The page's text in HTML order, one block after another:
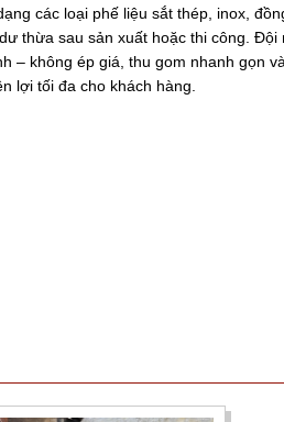
các loại phế liệu sắt thép, inox,
thừa sau sản xuất hoặc thi công.
– không ép giá, thu gom nhanh gọn
lợi tối đa cho khách hàng.